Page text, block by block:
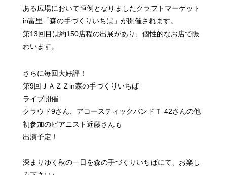
ある広場において恒例となりましたクラフトマーケット
in富里「森の手づくりいちば」が開催されます。
第13回目は約150店程の出展があり、個性的なお店で賑
わいます。
さらに毎回大好評！
第9回ＪＡＺＺin森の手づくりいちば
ライブ開催
クラウド9さん、アコースティックバンドＴ-42さんの他
初参加のピアニスト近藤さんも
出演予定！
深まりゆく秋の一日を森の手づくりいちばにて、お楽し